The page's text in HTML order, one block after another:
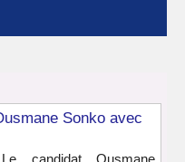
Sonko avec